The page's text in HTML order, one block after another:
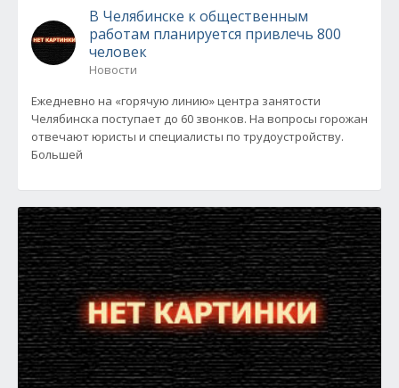
В Челябинске к общественным
работам планируется привлечь 800
человек
Новости
Ежедневно на «горячую линию» центра занятости
Челябинска поступает до 60 звонков. На вопросы горожан
отвечают юристы и специалисты по трудоустройству.
Большей